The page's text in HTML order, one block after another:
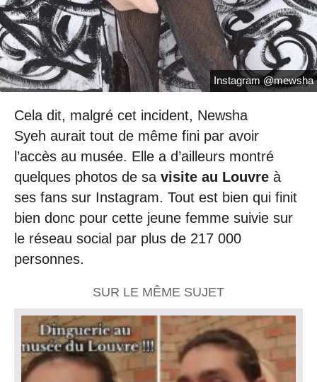
Instagram @mewsha
Cela dit, malgré cet incident, Newsha
Syeh aurait tout de même fini par avoir
l’accès au musée. Elle a d’ailleurs montré
quelques photos de sa visite au Louvre à
ses fans sur Instagram. Tout est bien qui finit
bien donc pour cette jeune femme suivie sur
le réseau social par plus de 217 000
personnes.
SUR LE MÊME SUJET